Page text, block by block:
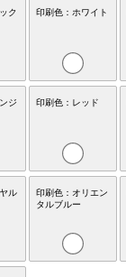
ク 印刷色：ホワイト
ジ 印刷色：レッド
ル
印刷色：オリエン
タルブルー